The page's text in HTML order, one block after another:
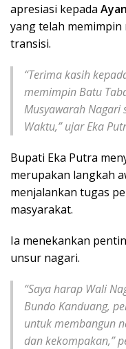
apresiasi kepada
yang telah memimpin
transisi.
“Terima kasih
memimpin Batu
Musyawarah Nagari
Waktu,” ujar Eka
Bupati Eka Putra
merupakan langkah
menjalankan tugas
masyarakat.
Ia menekankan
unsur nagari.
“Saya harap Wali
Bundo Kanduang,
untuk membangun
dan kekompakan,”